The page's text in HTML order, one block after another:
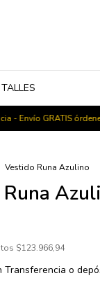
órdenes +
Vestido Runa Azulino
$123.966,94
Transferencia o